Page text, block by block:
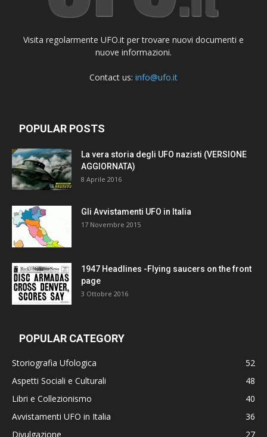
Visita regolarmente UFO.it per trovare nuovi documenti e
nuove informazioni.
Contact us: info@ufo.it
POPULAR POSTS
La vera storia degli UFO nazisti (VERSIONE
AGGIORNATA)
8 Aprile 2016
Gli Avvistamenti UFO in Italia
17 Novembre 2015
1947 Headlines -Flying saucers on the front
page
3 Ottobre 2016
POPULAR CATEGORY
Storiografia Ufologica
52
Aspetti Sociali e Culturali
48
Libri e Collezionismo
40
Avvistamenti UFO in Italia
36
Divulgazione
27